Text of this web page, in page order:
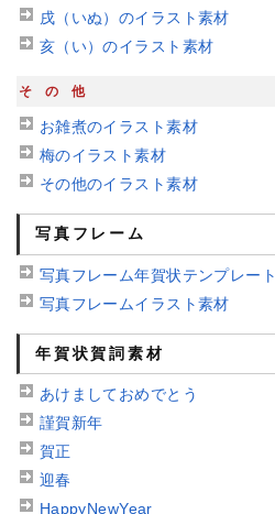
戌（いぬ）のイラスト素材
亥（い）のイラスト素材
その他
お雑煮のイラスト素材
梅のイラスト素材
その他のイラスト素材
写真フレーム
写真フレーム年賀状テンプレート
写真フレームイラスト素材
年賀状賀詞素材
あけましておめでとう
謹賀新年
賀正
迎春
HappyNewYear